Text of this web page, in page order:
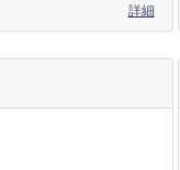
詳細